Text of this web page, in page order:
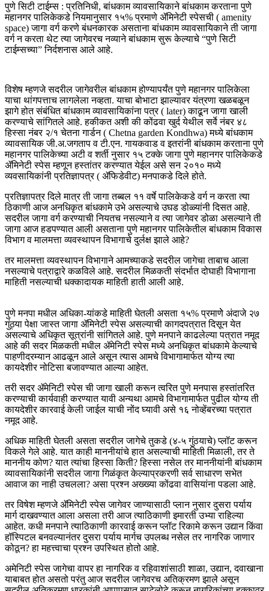
पुणे सिटी टाईम्स : प्रतिनिधी, बांधकाम व्यावसायिकाने बांधकाम करताना पुणे
महानगर पालिकेकडे नियमानुसार १५% प्रमाणे ॲमिनेटी स्पेसची ( amenity
space) जागा वर्ग करणे बंधनकारक असताना बांधकाम व्यावसायिकाने ती जागा
वर्ग न करता थेट त्या जागेवरच नव्याने बांधकाम सुरू केल्याचे “पुणे सिटी
टाईम्सच्या” निर्दशनास आले आहे.
विशेष म्हणजे सदरील जागेवरील बांधकाम होण्यापर्यंत पुणे महानगर पालिकेला
याचा थांगपत्ताच लागलेला नव्हता. याचा बोभाटा झाल्यावर यंत्रणा खळबळून
झागे होत संबंधित बांधकाम व्यावसायिकांना पत्र ( later) काढून जागा खाली
करण्याचे सांगितले आहे. हकीकत अशी की कोंढवा खुर्द येथील सर्वे नंबर ४८
हिस्सा नंबर २/१ चेतना गार्डन ( Chetna garden Kondhwa) मध्ये बांधकाम
व्यावसायिक जी.अ.जगताप व टी.एन. गायकवाड व इतरांनी बांधकाम करताना पुणे
महानगर पालिकेच्या अटी व शर्ती नुसार १५ टक्के जागा पुणे महानगर पालिकेकडे
ॲमिनेटी स्पेस म्हणून हस्तांतर करण्यात येईल असे सन २०१० मध्ये
व्यवसायिकांनी प्रतिज्ञापत्र ( ॲफिडेवीट) मनपाकडे दिले होते.
प्रतिज्ञापत्र दिले मात्र ती जागा तब्बल ११ वर्षे पालिकेकडे वर्ग न करता त्या
ठिकाणी आज अनधिकृत बांधकामे उभे असल्याचे उघड डोळ्यांनी दिसत आहे.
सदरील जागा वर्ग करण्याची नियतच नसल्याने व त्या जागेवर डोळा असल्याने ती
जागा आज हडपण्यात आली असताना पुणे महानगर पालिकेतील बांधकाम विकास
विभाग व मालमत्ता व्यवस्थापन विभागाचे दुर्लक्ष झाले आहे?
तर मालमत्ता व्यवस्थापन विभागाने आमच्याकडे सदरील जागेचा ताबाच आला
नसल्याचे पत्राद्वारे कळविले आहे. सदरील मिळकती संदर्भात दोघाही विभागाना
माहिती नसल्याची धक्कादायक माहिती हाती आली आहे.
पुणे मनपा मधील अधिका-यांकडे माहिती घेतली असता १५% प्रमाणेे अंदाजे २७
गुंठ्या पेक्षा जास्त जागा ॲमिनेटी स्पेस असल्याची कागदपत्रात दिसून येत
असल्याचे अधिकृत सूत्रांनी सांगितले आहे. पुणे मनपाने काढलेल्या पत्रात नमूद
आहे की सदर मिळकती मधील ॲमेनिटी स्पेस मध्ये अनधिकृत बांधकामे केल्याचे
पाहणीदरम्यान आढळून आले असून त्यास आमचे विभागामार्फत योग्य त्या
कायदेशीर नोटिसा बजावण्यात आल्या आहेत.
तरी सदर ॲमेनिटी स्पेस ची जागा खाली करून त्वरित पुणे मनपास हस्तांतरित
करण्याची कार्यवाही करण्यात यावी अन्यथा आमचे विभागामार्फत पुढील योग्य ती
कायदेशीर कारवाई केली जाईल याची नोंद घ्यावी असे १६ नोव्हेंबरच्या पत्रात
नमूद आहे.
अधिक माहिती घेतली असता सदरील जागेचे तुकडे (४-५ गुंठयाचे) प्लॉट करून
विकले गेले आहे. यात काही माननीयांचे हात असल्याची माहिती मिळाली, तर ते
माननीय कोण? यात त्यांचा हिस्सा किती? हिस्सा नसेल तर माननीयांनी बांधकाम
व्यावसायिकांनी सदरील जागा गिळंकृत केल्याप्रकरणी सर्व साधारण सभेत
आवाज का नाही उचलला? असा प्रश्न अख्ख्या कोंढवा वासियांना पडला आहे.
तर विषेश म्हणजे ॲमिनेटी स्पेस जागेवर जाण्यासाठी प्लान नुसार दुसरा पर्याय
मार्ग दाखवण्यात आला असला तरी आज त्याठिकाणी इमारती उभ्या राहिल्या
आहेत. कधी मनपाने त्याठिकाणी कारवाई करून प्लॉट रिकामे करून उद्यान किंवा
हॉस्पिटल बनवल्यानंतर दुसरा पर्याय मार्गच उपलब्ध नसेल तर नागरिक जाणार
कोठून? हा महत्त्वाचा प्रश्न उपस्थित होतो आहे.
अमेनिटी स्पेस जागेचा वापर हा नागरिक व रहिवाशांसाठी शाळा, उद्यान, दवाखाना
याबाबत होत असतो परंतु आज सदरील जागेवरच अतिक्रमण झाले असून